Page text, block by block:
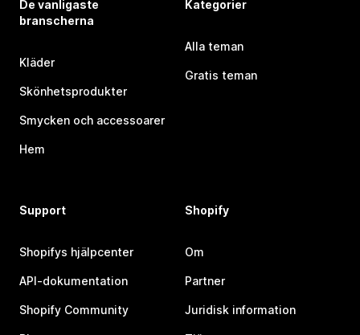
De vanligaste
branscherna
Kläder
Skönhetsprodukter
Smycken och accessoarer
Hem
Kategorier
Alla teman
Gratis teman
Support
Shopifys hjälpcenter
API-dokumentation
Shopify Community
Shopify
Om
Partner
Juridisk information